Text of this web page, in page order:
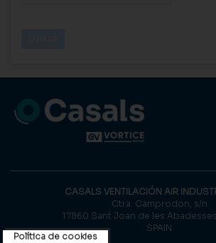
CASALS VENTILACIÓN AIR
Ctra. Camprodon, s/n
17860 Sant Joan de les
SPAIN
Política de cookies